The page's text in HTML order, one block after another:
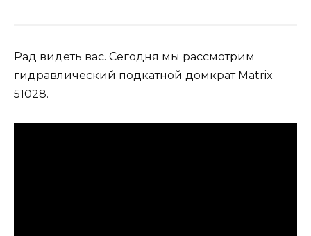
Рад видеть вас. Сегодня мы рассмотрим
гидравлический подкатной домкрат Matrix
51028.